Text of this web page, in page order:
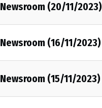
Newsroom (20/11/2023)
Newsroom (16/11/2023)
Newsroom (15/11/2023)